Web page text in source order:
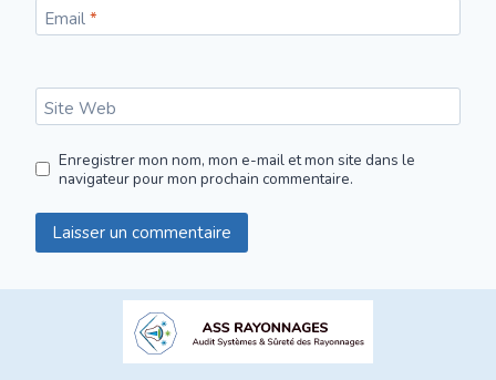
Email *
Site Web
Enregistrer mon nom, mon e-mail et mon site dans le
navigateur pour mon prochain commentaire.